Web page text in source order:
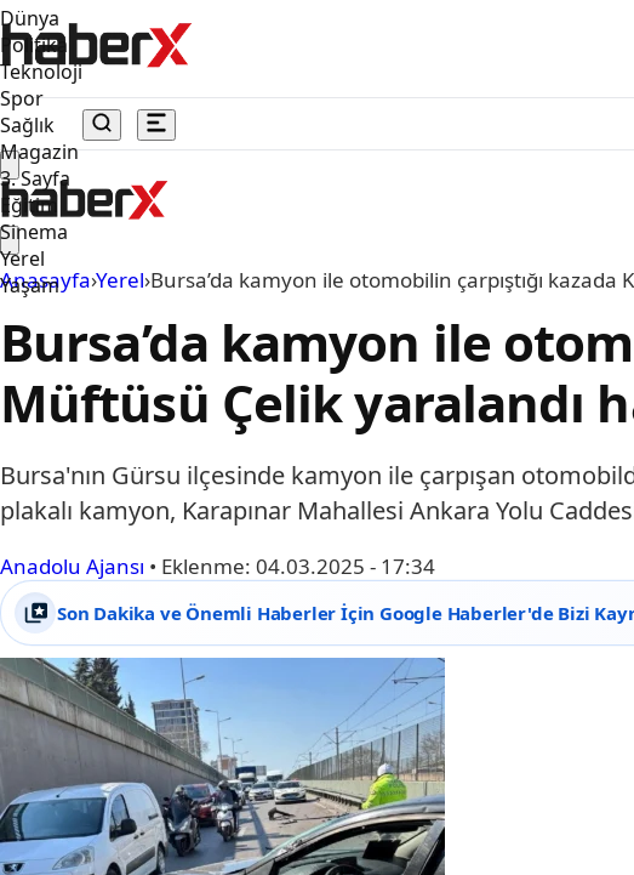
Dünya
Politika
Teknoloji
Spor
Sağlık
Magazin
3. Sayfa
Eğitim
Sinema
Yerel
Yaşam
Anasayfa›Yerel›Bursa’da kamyon ile otomobilin çarpıştığı
Bursa’da kamyon ile
Müftüsü Çelik yaralandı
Bursa'nın Gürsu ilçesinde kamyon ile çarpışan
plakalı kamyon, Karapınar Mahallesi Ankara Yolu
Anadolu Ajansı • Eklenme: 04.03.2025 - 17:34
Son Dakika ve Önemli Haberler İçin Google Haberler'de Bizi